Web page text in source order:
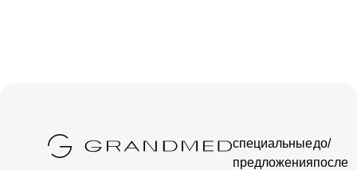
специальные
предложения
до/
после